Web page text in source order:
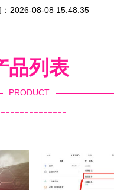
：2026-08-08 15:48:35
品列表
PRODUCT